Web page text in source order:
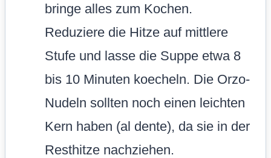
bringe alles zum Kochen.
Reduziere die Hitze auf mittlere
Stufe und lasse die Suppe etwa 8
bis 10 Minuten koecheln. Die Orzo-
Nudeln sollten noch einen leichten
Kern haben (al dente), da sie in der
Resthitze nachziehen.